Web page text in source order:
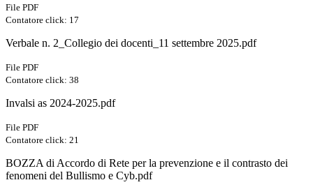
File PDF
Contatore click: 17
Verbale n. 2_Collegio dei docenti_11 settembre 2025.pdf
File PDF
Contatore click: 38
Invalsi as 2024-2025.pdf
File PDF
Contatore click: 21
BOZZA di Accordo di Rete per la prevenzione e il contrasto dei
fenomeni del Bullismo e Cyb.pdf